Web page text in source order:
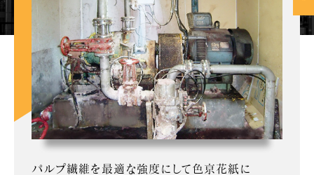
パルプ繊維を最適な強度にして色京花紙に